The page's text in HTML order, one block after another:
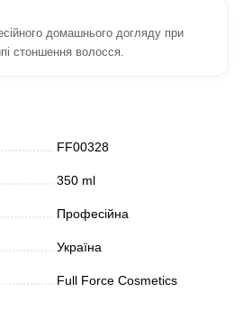
домашнього догляду при
стоншення волосся.
FF00328
350 ml
Професійна
Україна
Full Force Cosmetics